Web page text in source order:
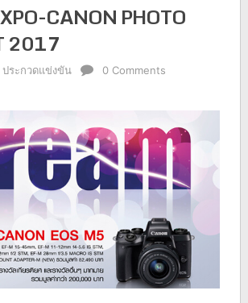
CANON PHOTO
2017
ประกวดแข่งขัน 0 Comments